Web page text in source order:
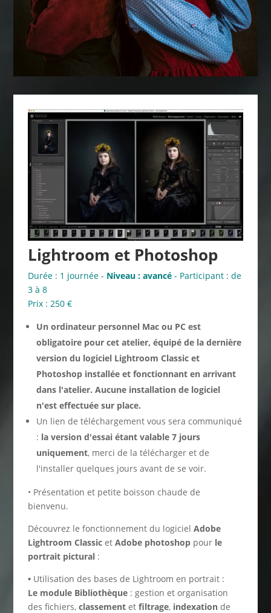
Lightroom et Photoshop
Durée : 1 journée - Niveau : avancé - Participant : de
3 à 8
Prix : 250 €
Un ordinateur personnel Mac ou PC est
obligatoire pour cet atelier, équipé de la dernière
version du logiciel Lightroom Classic et
Photoshop installée et fonctionnant en arrivant
dans l'atelier. Aucune installation de logiciel
n'est effectuée sur place.
Un lien de téléchargement vous sera communiqué
: la version d'essai étant valable 7 jours
uniquement, merci de la télécharger et de
l'installer quelques jours avant de se voir.
• Présentation et petite boisson chaude de
bienvenu.
Découvrez le fonctionnement du logiciel Adobe
Lightroom Classic etAdobe photoshop pour le
portrait pictural :
• Utilisation des bases de Lightroom en portrait :
Le module Bibliothèque : gestion et organisation
des fichiers,classement et filtrage, indexation de